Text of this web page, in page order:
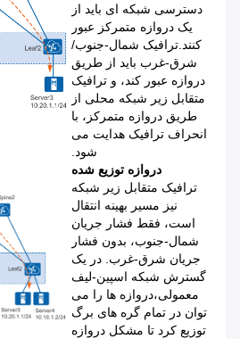
دسترسی شبکه ای باید از
یک دروازه متمرکز عبور
کنند.ترافیک شمال-جنوب/
شرق-غرب باید از طریق
دروازه عبور کند، و ترافیک
متقابل زیر شبکه محلی از
طریق دروازه متمرکز، با
انحراف ترافیک هدایت می
شود.
دروازه توزیع شده
ترافیک متقابل زیر شبکه
نیز مسیر بهینه انتقال
است، فقط فشار جریان
شمال-جنوب، بدون فشار
جریان شرق-غرب. در یک
گسترش شبکه اسپین-لیف
معمولی،دروازه ها را می
توان در تمام گره های برگ
توزیع کرد تا مشکل دروازه